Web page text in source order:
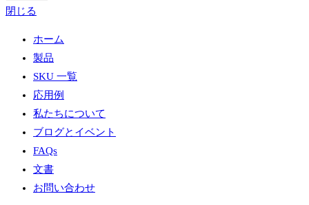
閉じる
ホーム
製品
SKU 一覧
応用例
私たちについて
ブログとイベント
FAQs
文書
お問い合わせ